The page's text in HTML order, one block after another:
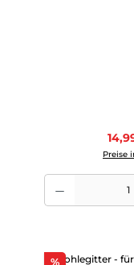
Preise
Produkt Anzahl:
%Rabatt